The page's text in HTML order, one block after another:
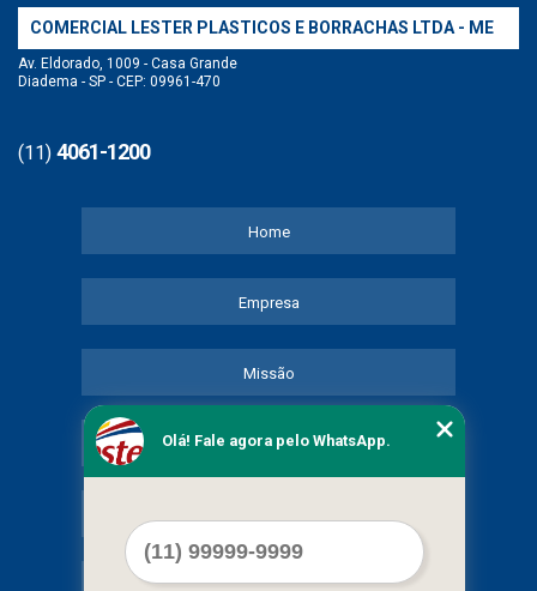
COMERCIAL LESTER PLASTICOS E BORRACHAS LTDA - ME
Av. Eldorado, 1009 - Casa Grande
Diadema - SP - CEP: 09961-470
(11) 4061-1200
Home
Empresa
Missão
Serviços
Mapa do site
Olá! Fale agora pelo WhatsApp.